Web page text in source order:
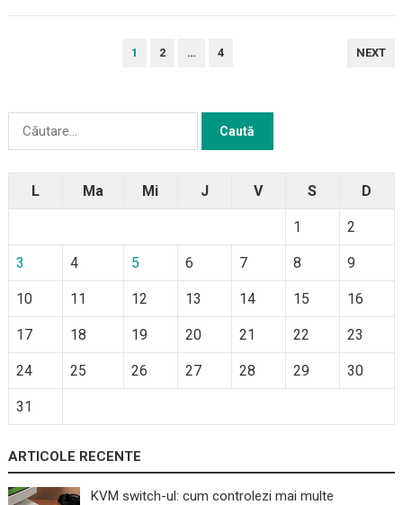
1 2 … 4 NEXT
Caută
L Ma Mi J V S D
1 2
3 4 5 6 7 8 9
10 11 12 13 14 15 16
17 18 19 20 21 22 23
24 25 26 27 28 29 30
31
ARTICOLE RECENTE
KVM switch-ul: cum controlezi mai multe